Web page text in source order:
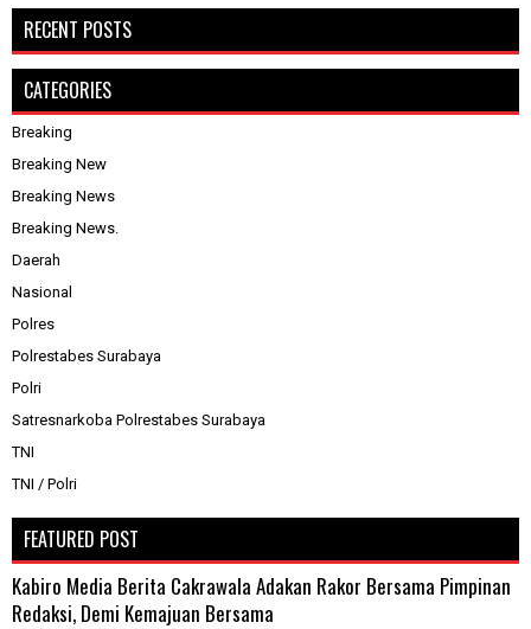
RECENT POSTS
CATEGORIES
Breaking
Breaking New
Breaking News
Breaking News.
Daerah
Nasional
Polres
Polrestabes Surabaya
Polri
Satresnarkoba Polrestabes Surabaya
TNI
TNI / Polri
FEATURED POST
Kabiro Media Berita Cakrawala Adakan Rakor Bersama Pimpinan
Redaksi, Demi Kemajuan Bersama